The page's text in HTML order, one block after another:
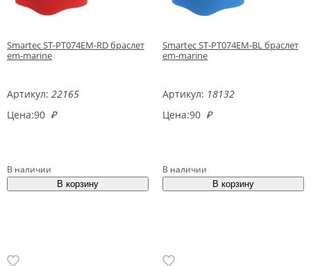
Smartec ST-PT074EM-RD браслет
em-marine
Артикул: 22165
Цена:90 ₽
В наличии
Smartec ST-PT074EM-BL браслет
em-marine
Артикул: 18132
Цена:90 ₽
В наличии